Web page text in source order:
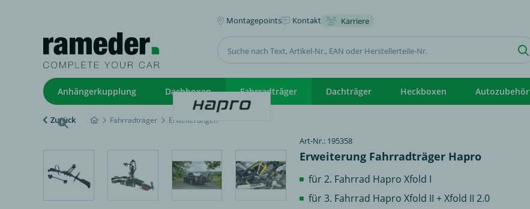
Montagepoints Kontakt Karriere
Anhängerkupplung Dachboxen Fahrradträger Dachträger Heckboxen Autozubehör
Zurück Fahrradträger Erweiterungen
Art-Nr.: 195358
Erweiterung Fahrradträger Hapro
für 2. Fahrrad Hapro Xfold I
für 3. Fahrrad Hapro Xfold II + Xfold II 2.0